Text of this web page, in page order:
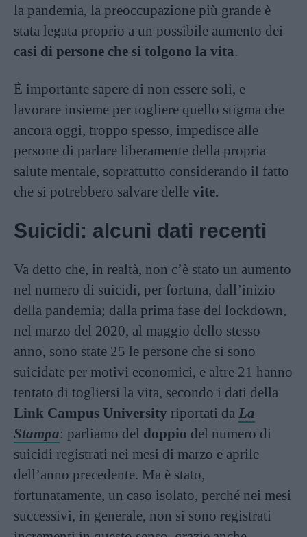
la pandemia, la preoccupazione più grande è
stata legata proprio a un possibile aumento dei
casi di persone che si tolgono la vita.
È importante sapere di non essere soli, e
lavorare insieme per togliere quello stigma che
ancora oggi, troppo spesso, impedisce alle
persone di parlare liberamente della propria
salute mentale, soprattutto considerando il fatto
che si potrebbero salvare delle vite.
Suicidi: alcuni dati recenti
Va detto che, in realtà, non c’è stato un aumento
nel numero di suicidi, per fortuna, dall’inizio
della pandemia; dalla prima fase del lockdown,
nel marzo del 2020, al maggio dello stesso
anno, sono state 25 le persone che si sono
suicidate per motivi economici, e altre 21 hanno
tentato di togliersi la vita, secondo i dati della
Link Campus University riportati da La
Stampa: parliamo del doppio del numero di
suicidi registrati nei mesi di marzo e aprile
dell’anno precedente. Ma è stato,
fortunatamente, un caso isolato, perché nei mesi
successivi, in generale, non si sono registrati